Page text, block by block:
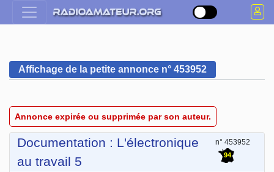
Affichage de la petite annonce n° 453952
Annonce expirée ou supprimée par son auteur.
Documentation : L'électronique
au travail 5
n° 453952
94